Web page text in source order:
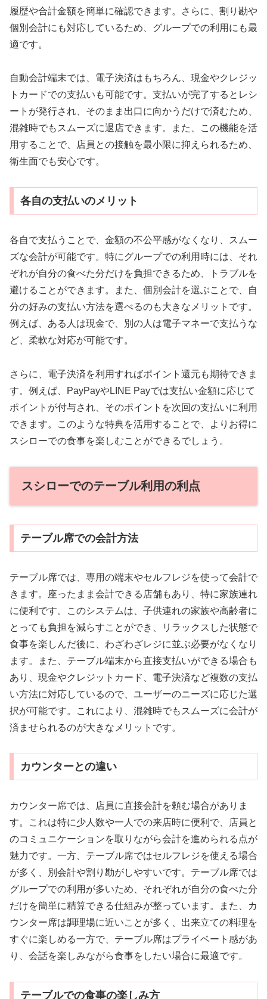
履歴や合計金額を簡単に確認できます。さらに、割り勘や
個別会計にも対応しているため、グループでの利用にも最
適です。
自動会計端末では、電子決済はもちろん、現金やクレジッ
トカードでの支払いも可能です。支払いが完了するとレシ
ートが発行され、そのまま出口に向かうだけで済むため、
混雑時でもスムーズに退店できます。また、この機能を活
用することで、店員との接触を最小限に抑えられるため、
衛生面でも安心です。
各自の支払いのメリット
各自で支払うことで、金額の不公平感がなくなり、スムー
ズな会計が可能です。特にグループでの利用時には、それ
ぞれが自分の食べた分だけを負担できるため、トラブルを
避けることができます。また、個別会計を選ぶことで、自
分の好みの支払い方法を選べるのも大きなメリットです。
例えば、ある人は現金で、別の人は電子マネーで支払うな
ど、柔軟な対応が可能です。
さらに、電子決済を利用すればポイント還元も期待できま
す。例えば、PayPayやLINE Payでは支払い金額に応じて
ポイントが付与され、そのポイントを次回の支払いに利用
できます。このような特典を活用することで、よりお得に
スシローでの食事を楽しむことができるでしょう。
スシローでのテーブル利用の利点
テーブル席での会計方法
テーブル席では、専用の端末やセルフレジを使って会計で
きます。座ったまま会計できる店舗もあり、特に家族連れ
に便利です。このシステムは、子供連れの家族や高齢者に
とっても負担を減らすことができ、リラックスした状態で
食事を楽しんだ後に、わざわざレジに並ぶ必要がなくなり
ます。また、テーブル端末から直接支払いができる場合も
あり、現金やクレジットカード、電子決済など複数の支払
い方法に対応しているので、ユーザーのニーズに応じた選
択が可能です。これにより、混雑時でもスムーズに会計が
済ませられるのが大きなメリットです。
カウンターとの違い
カウンター席では、店員に直接会計を頼む場合がありま
す。これは特に少人数や一人での来店時に便利で、店員と
のコミュニケーションを取りながら会計を進められる点が
魅力です。一方、テーブル席ではセルフレジを使える場合
が多く、別会計や割り勘がしやすいです。テーブル席では
グループでの利用が多いため、それぞれが自分の食べた分
だけを簡単に精算できる仕組みが整っています。また、カ
ウンター席は調理場に近いことが多く、出来立ての料理を
すぐに楽しめる一方で、テーブル席はプライベート感があ
り、会話を楽しみながら食事をしたい場合に最適です。
テーブルでの食事の楽しみ方